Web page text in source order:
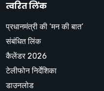
त्वरित लिंक
प्रधानमंत्री की ‘मन की बात’
संबंधित लिंक
कैलेंडर 2026
टेलीफोन निर्देशिका
डाउनलोड